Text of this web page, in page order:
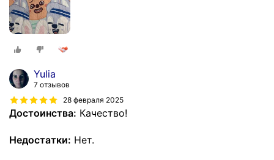
Yulia
7 отзывов
28 февраля 2025
Достоинства: Качество!
Недостатки: Нет.